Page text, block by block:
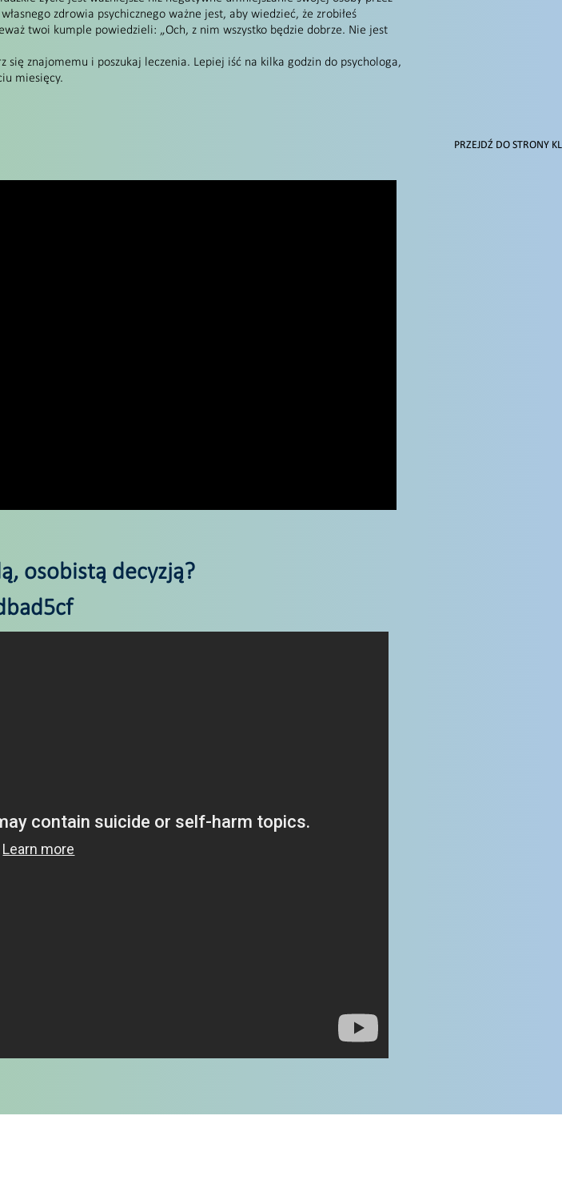
zdrowia psychicznego ważne jest, aby wiedzieć, że zrobiłeś
twoi kumple powiedzieli: „Och, z nim wszystko będzie dobrze. Nie jest
znajomemu i poszukaj leczenia. Lepiej iść na kilka godzin do psychologa,
miesięcy.
PRZEJDŹ DO STRONY
osobistą decyzją?